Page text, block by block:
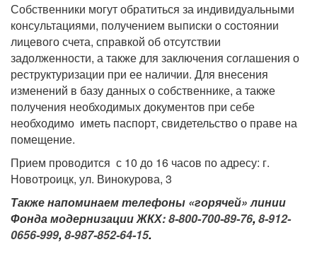
Собственники могут обратиться за индивидуальными
консультациями, получением выписки о состоянии
лицевого счета, справкой об отсутствии
задолженности, а также для заключения соглашения о
реструктуризации при ее наличии. Для внесения
изменений в базу данных о собственнике, а также
получения необходимых документов при себе
необходимо иметь паспорт, свидетельство о праве на
помещение.
Прием проводится с 10 до 16 часов по адресу: г.
Новотроицк, ул. Винокурова, 3
Также напоминаем телефоны «горячей» линии
Фонда модернизации ЖКХ:8-800-700-89-76,8-912-
0656-999,8-987-852-64-15.